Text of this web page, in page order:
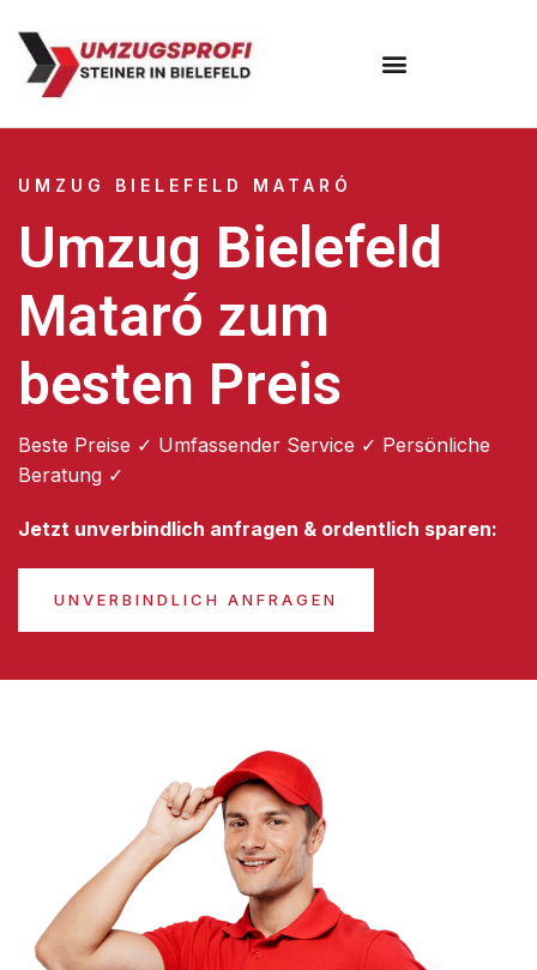
UMZUG BIELEFELD MATARÓ
Umzug Bielefeld
Mataró zum
besten Preis
Beste Preise ✓ Umfassender Service ✓ Persönliche
Beratung ✓
Jetzt unverbindlich anfragen & ordentlich sparen:
UNVERBINDLICH ANFRAGEN